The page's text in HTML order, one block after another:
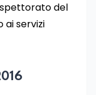
del
ai servizi